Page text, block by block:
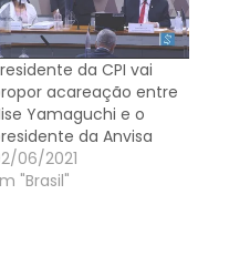
da CPI vai
acareação entre
Yamaguchi e o
da Anvisa
06/2021
"Brasil"